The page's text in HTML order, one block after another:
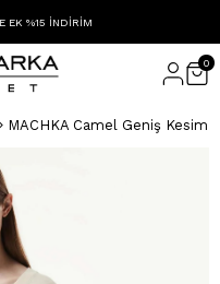
EK %15 İNDİRİM
0
MACHKA Camel Geniş Kesim